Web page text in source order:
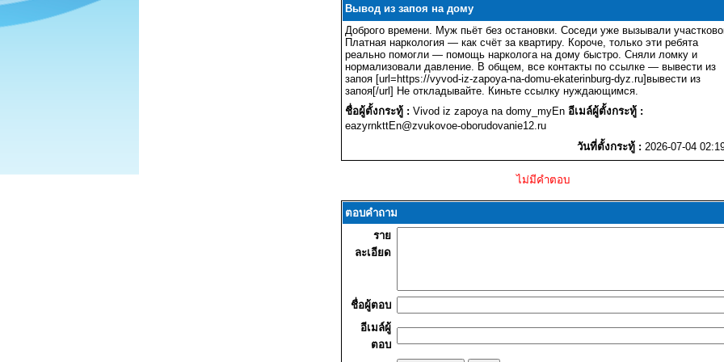
Вывод из запоя на дому
Доброго времени. Муж пьёт без остановки. Соседи уже вызывали
Платная наркология — как счёт за квартиру. Короче, только эти ребята
реально помогли — помощь нарколога на дому быстро. Сняли ломку и
нормализовали давление. В общем, все контакты по ссылке — вывести из
запоя [url=https://vyvod-iz-zapoya-na-domu-ekaterinburg-dyz.ru]вывести из
запоя[/url] Не откладывайте. Киньте ссылку нуждающимся.
ชื่อผู้ตั้งกระทู้ : Vivod iz zapoya na domy_myEn อีเมล์ผู้ตั้งกระทู้ :
eazyrnkttEn@zvukovoe-oborudovanie12.ru
วันที่ตั้งกระทู้ : 2026-07-04
ไม่มีคำตอบ
ตอบคำถาม
ราย
ละเอียด
ชื่อผู้ตอบ
อีเมล์ผู้
ตอบ